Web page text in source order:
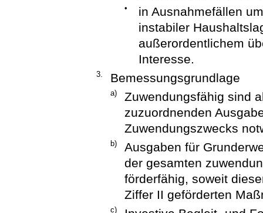
•
in Ausnahmefällen
instabiler
außerordentlichem
Interesse.
3. Bemessungsgrundlage
a)
Zuwendungsfähig sind
zuzuordnenden
Zuwendungszwecks
b)
Ausgaben für
der gesamten
förderfähig, soweit
Ziffer II geförderten
c)